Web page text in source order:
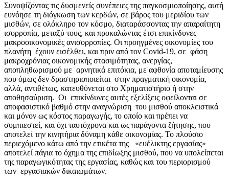
Συνοψίζοντας τις δυσμενείς συνέπειες της παγκοσμιοποίησης, αυτή
ευνόησε τη διόγκωση των κερδών, σε βάρος του μεριδίου των
μισθών, σε ολόκληρο τον κόσμο, διαταράσσοντας την απαραίτητη
ισορροπία, μεταξύ τους, και προκαλώντας έτσι επικίνδυνες
μακροοικονομικές ανισορροπίες. Οι προηγμένες οικονομίες του
πλανήτη έχουν εισέλθει, και πριν από τον Covid-19, σε φάση
μακροχρόνιας οικονομικής στασιμότητας, ανεργίας,
αποπληθωρισμού με αρνητικά επιτόκια, με αφθονία αποταμίευσης
που όμως δεν δραστηριοποιείται στην πραγματική οικονομία,
αλλά, αντιθέτως, κατευθύνεται στο Χρηματιστήριο ή στην
αποθησαύριση. Οι επικίνδυνες αυτές εξελίξεις οφείλονται σε
αποφασιστικό βαθμό στην αναγνώριση του μισθού αποκλειστικά
και μόνον ως κόστος παραγωγής, το οποίο και πρέπει να
συμπιεστεί, και όχι ταυτόχρονα και ως παράγοντα ζήτησης, που
αποτελεί την κινητήρια δύναμη κάθε οικονομίας. Το πλούσιο
περιεχόμενο κάτω από την ετικέτα της «ευέλικτης εργασίας»
αποτελεί πάγια το όχημα της επιδίωξης μισθού, που να υπολείπεται
της παραγωγικότητας της εργασίας, καθώς και του περιορισμού
των εργασιακών δικαιωμάτων.